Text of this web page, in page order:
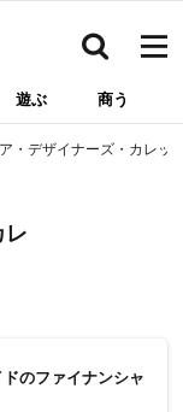
遊ぶ 商う
ア・デザイナーズ・カレッ
レ
のファイナンシャ